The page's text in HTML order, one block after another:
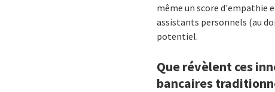
même un score d'empathie
assistants personnels (au
potentiel.
Que révèlent ces
bancaires